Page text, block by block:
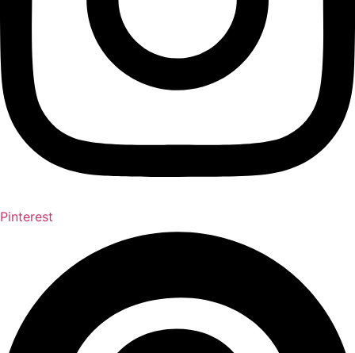
Pinterest